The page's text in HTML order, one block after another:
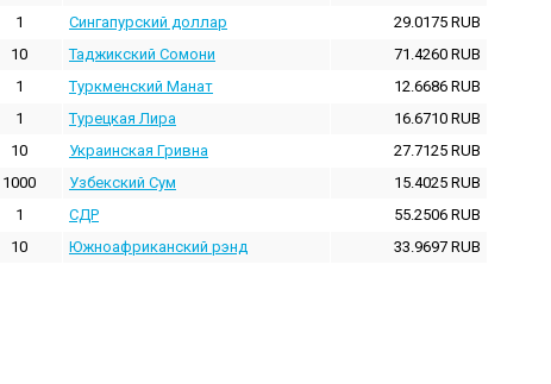
1 Сингапурский доллар 29.0175 RUB
10 Таджикский Сомони 71.4260 RUB
1 Туркменский Манат 12.6686 RUB
1 Турецкая Лира 16.6710 RUB
10 Украинская Гривна 27.7125 RUB
1000 Узбекский Сум 15.4025 RUB
1 СДР 55.2506 RUB
10 Южноафриканский рэнд 33.9697 RUB